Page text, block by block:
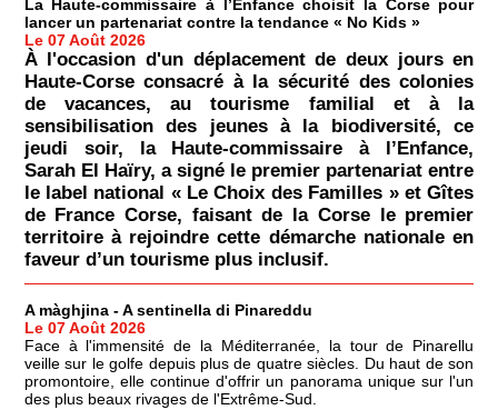
La Haute-commissaire à l’Enfance choisit la Corse pour
lancer un partenariat contre la tendance « No Kids »
Le 07 Août 2026
À l'occasion d'un déplacement de deux jours en
Haute-Corse consacré à la sécurité des colonies
de vacances, au tourisme familial et à la
sensibilisation des jeunes à la biodiversité, ce
jeudi soir, la Haute-commissaire à l’Enfance,
Sarah El Haïry, a signé le premier partenariat entre
le label national « Le Choix des Familles » et Gîtes
de France Corse, faisant de la Corse le premier
territoire à rejoindre cette démarche nationale en
faveur d’un tourisme plus inclusif.
A màghjina - A sentinella di Pinareddu
Le 07 Août 2026
Face à l'immensité de la Méditerranée, la tour de Pinarellu
veille sur le golfe depuis plus de quatre siècles. Du haut de son
promontoire, elle continue d'offrir un panorama unique sur l'un
des plus beaux rivages de l'Extrême-Sud.